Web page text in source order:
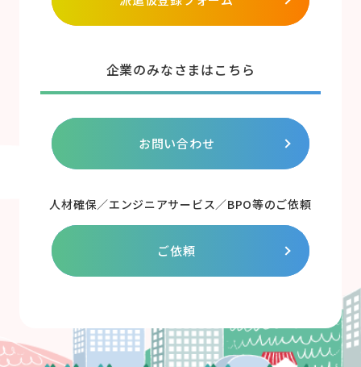
企業のみなさまはこちら
お問い合わせ
人材確保／エンジニアサービス／BPO等のご依頼
ご依頼